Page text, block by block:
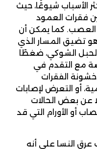
الأسباب شيوعًا، حيث
فقرات العمود
العصب. كما يمكن أن
تضيق المسار الذي
الشوكي، ضغطًا
مع التقدم في
خشونة الفقرات
أو التعرض لإصابات
عن بعض الحالات
أو الأورام التي قد
النسا على أنه